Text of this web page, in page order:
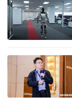
点设计，缩短了
性。当前，农科
一种水稻材料进
会上，张平安发
具备深度思考能
化，并将在6月底